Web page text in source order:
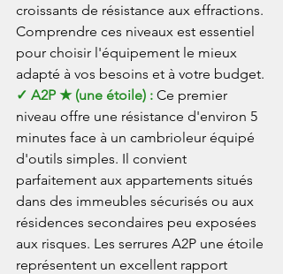
croissants de résistance aux effractions.
Comprendre ces niveaux est essentiel
pour choisir l'équipement le mieux
adapté à vos besoins et à votre budget.
✓ A2P ★ (une étoile) : Ce premier
niveau offre une résistance d'environ 5
minutes face à un cambrioleur équipé
d'outils simples. Il convient
parfaitement aux appartements situés
dans des immeubles sécurisés ou aux
résidences secondaires peu exposées
aux risques. Les serrures A2P une étoile
représentent un excellent rapport